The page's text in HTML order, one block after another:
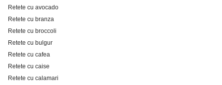
Retete cu avocado
Retete cu branza
Retete cu broccoli
Retete cu bulgur
Retete cu cafea
Retete cu caise
Retete cu calamari